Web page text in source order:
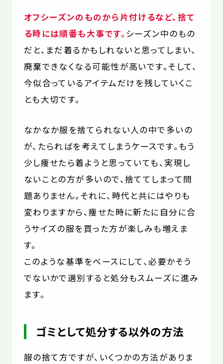
オフシーズンのものから片付けるなど、捨て
る時には順番も大事です。 シーズン中のもの
だと、まだ着るかもしれないと思ってしまい、
廃棄できなくなる可能性が高いです。そして、
今似合っているアイテムだけを残していくこ
とも大切です。
なかなか服を捨てられない人の中で多いの
が、たらればを考えてしまうケースです。もう
少し痩せたら着ようと思っていても、実現し
ないことの方が多いので、捨ててしまって問
題ありません。それに、時代と共にはやりも
変わりますから、痩せた時に新たに自分に合
うサイズの服を買った方が楽しみも増えま
す。
このような基準をベースにして、必要かそう
でないかで選別すると処分もスムーズに進み
ます。
ゴミとして処分する以外の方法
服の捨て方ですが、いくつかの方法がありま